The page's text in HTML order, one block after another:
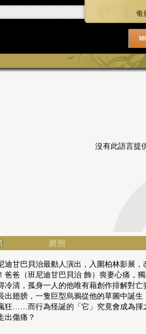
沒有此語言提
迪甘巴貝治最動人演出，入圍柏林影展，
爸爸（班尼迪甘巴貝治 飾）喪妻心痛，
冷清，孤身一人的他唯有藉創作排解對亡
出翅膀，一隻巨型烏鴉從他的草圖中誕生
狂……而行為怪誕的「它」究竟會成為揮
出傷痛？